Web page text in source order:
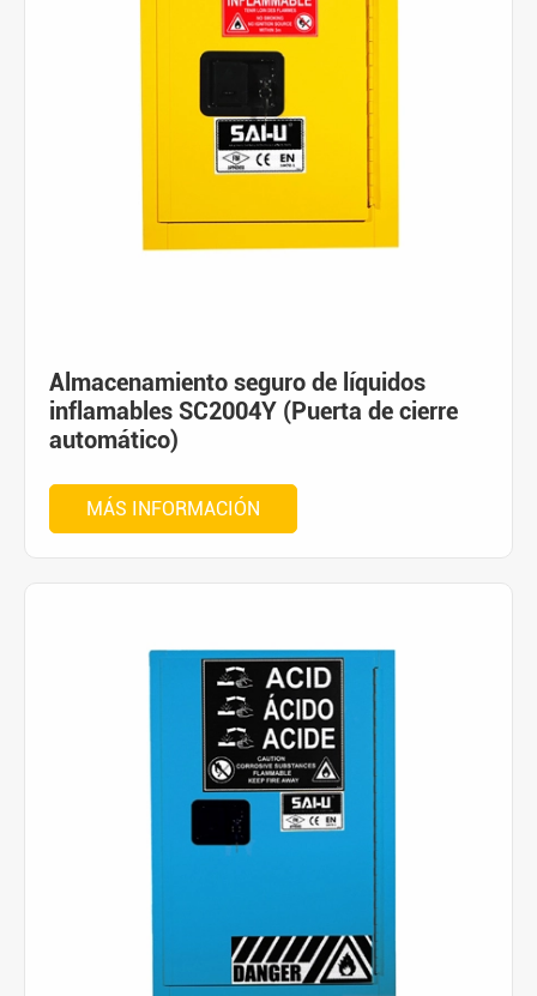
Almacenamiento seguro de líquidos
inflamables SC2004Y (Puerta de cierre
automático)
MÁS INFORMACIÓN